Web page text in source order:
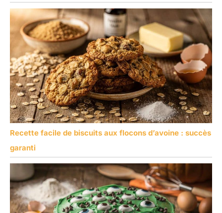
Recette facile de biscuits aux flocons d’avoine : succès
garanti